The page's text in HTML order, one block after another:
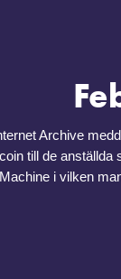
Archive
till de anställda
Machine i vilken